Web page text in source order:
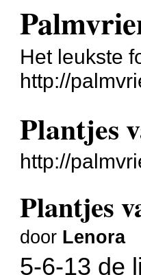
Het leukste
http://
Plantjes
http://
Plantjes
door Lenora
5-6-13 de